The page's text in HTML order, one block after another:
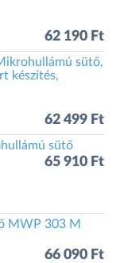
62 190 Ft
sütő,
készítés,
62 499 Ft
sütő
65 910 Ft
MWP 303 M
66 090 Ft